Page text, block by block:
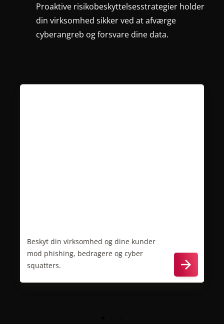
Proaktive risikobeskyttelsesstrategier holder
din virksomhed sikker ved at afværge
cyberangreb og forsvare dine data.
Beskyt din virksomhed og dine kunder
mod phishing, bedragere og cyber
squatters.